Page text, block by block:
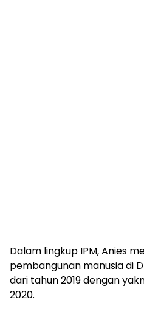
Dalam lingkup IPM, Anies
pembangunan manusia di
dari tahun 2019 dengan
2020.